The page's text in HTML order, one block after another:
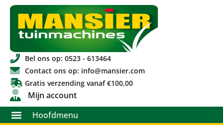
Bel ons op: 0523 - 613464
Contact ons op: info@mansier.com
Gratis verzending vanaf €100,00
Mijn account
Hoofdmenu